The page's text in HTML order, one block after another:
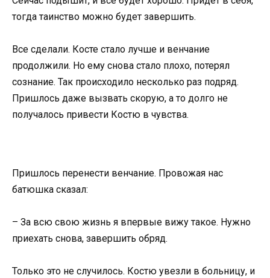
тогда таинство можно будет завершить.
Все сделали. Косте стало лучше и венчание
продолжили. Но ему снова стало плохо, потерял
сознание. Так происходило несколько раз подряд.
Пришлось даже вызвать скорую, а то долго не
получалось привести Костю в чувства.
Пришлось перенести венчание. Провожая нас
батюшка сказал:
– За всю свою жизнь я впервые вижу такое. Нужно
приехать снова, завершить обряд.
Только это не случилось. Костю увезли в больницу, и